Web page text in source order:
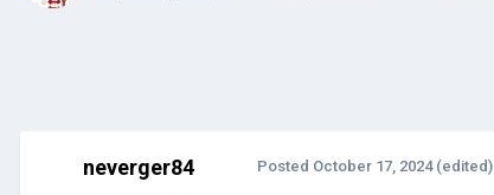
neverger84 Posted October 17, 2024 (edited)